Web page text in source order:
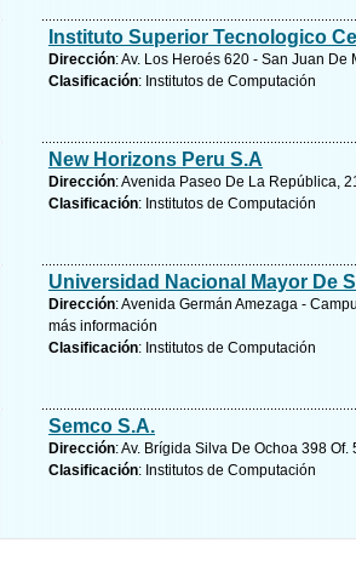
Instituto Superior Tecnologico
Dirección: Av. Los Heroés 620 - San Juan De
Clasificación: Institutos de Computación
New Horizons Peru S.A
Dirección: Avenida Paseo De La República,
Clasificación: Institutos de Computación
Universidad Nacional Mayor De
Dirección: Avenida Germán Amezaga -
más información
Clasificación: Institutos de Computación
Semco S.A.
Dirección: Av. Brígida Silva De Ochoa 398
Clasificación: Institutos de Computación